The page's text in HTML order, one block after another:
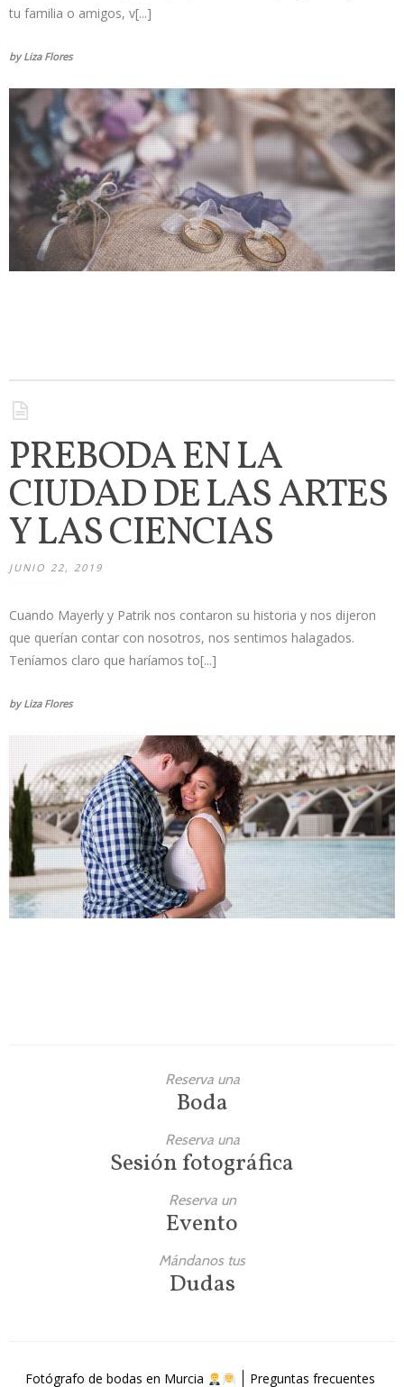
tu familia o amigos, v[...]
by Liza Flores
PREBODA EN LA
CIUDAD DE LAS ARTES
Y LAS CIENCIAS
JUNIO 22, 2019
Cuando Mayerly y Patrik nos contaron su historia y nos dijeron
que querían contar con nosotros, nos sentimos halagados.
Teníamos claro que haríamos to[...]
by Liza Flores
Reserva una
Boda
Reserva una
Sesión fotográfica
Reserva un
Evento
Mándanos tus
Dudas
Fotógrafo de bodas en Murcia Preguntas frecuentes